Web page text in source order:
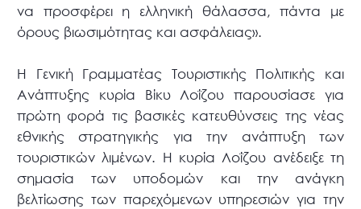
να προσφέρει η ελληνική θάλασσα, πάντα με
όρους βιωσιμότητας και ασφάλειας».
Η Γενική Γραμματέας Τουριστικής Πολιτικής και
Ανάπτυξης κυρία Βίκυ Λοΐζου παρουσίασε για
πρώτη φορά τις βασικές κατευθύνσεις της νέας
εθνικής στρατηγικής για την ανάπτυξη των
τουριστικών λιμένων. Η κυρία Λοΐζου ανέδειξε τη
σημασία των υποδομών και την ανάγκη
βελτίωσης των παρεχόμενων υπηρεσιών για την